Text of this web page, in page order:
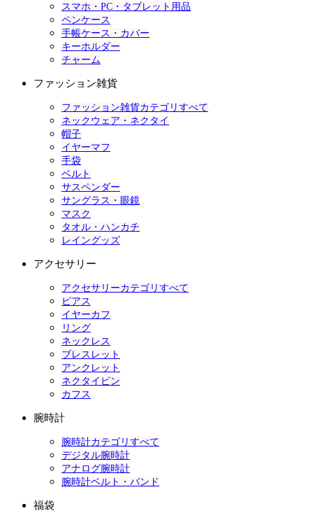
スマホ・PC・タブレット用品
ペンケース
手帳ケース・カバー
キーホルダー
チャーム
ファッション雑貨
ファッション雑貨カテゴリすべて
ネックウェア・ネクタイ
帽子
イヤーマフ
手袋
ベルト
サスペンダー
サングラス・眼鏡
マスク
タオル・ハンカチ
レイングッズ
アクセサリー
アクセサリーカテゴリすべて
ピアス
イヤーカフ
リング
ネックレス
ブレスレット
アンクレット
ネクタイピン
カフス
腕時計
腕時計カテゴリすべて
デジタル腕時計
アナログ腕時計
腕時計ベルト・バンド
福袋